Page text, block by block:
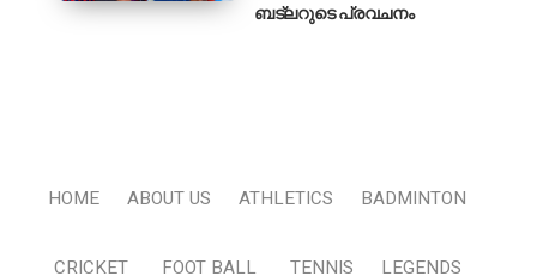
ബട്‌ലറുടെ പ്രവചനം
HOME ABOUT US ATHLETICS BADMINTON
CRICKET FOOT BALL TENNIS LEGENDS